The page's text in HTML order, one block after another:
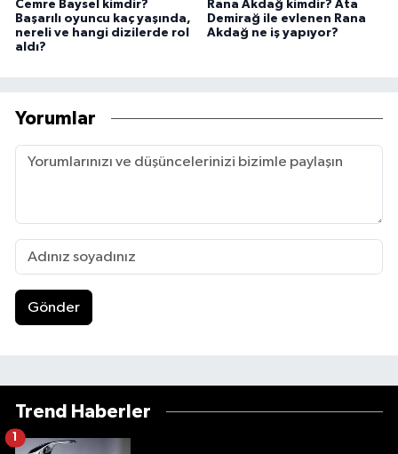
Cemre Baysel kimdir?
Başarılı oyuncu kaç yaşında,
nereli ve hangi dizilerde rol
aldı?
Rana Akdağ kimdir? Ata
Demirağ ile evlenen Rana
Akdağ ne iş yapıyor?
Yorumlar
Gönder
Trend Haberler
1